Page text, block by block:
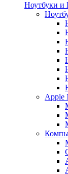
Ноутбуки
Apple